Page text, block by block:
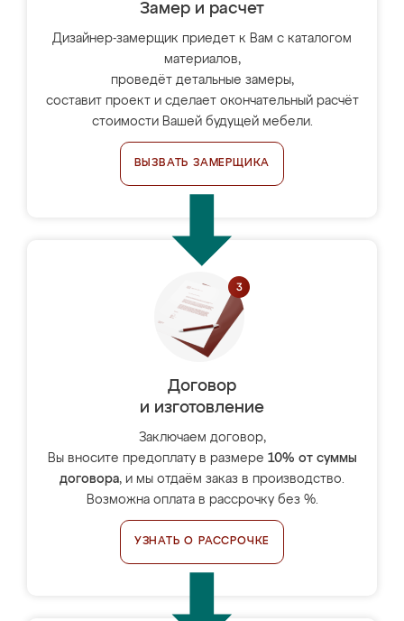
Замер и расчет
Дизайнер-замерщик приедет к Вам с каталогом
материалов,
проведёт детальные замеры,
составит проект и сделает окончательный расчёт
стоимости Вашей будущей мебели.
ВЫЗВАТЬ ЗАМЕРЩИКА
Договор
и изготовление
Заключаем договор,
Вы вносите предоплату в размере 10% от суммы
договора, и мы отдаём заказ в производство.
Возможна оплата в рассрочку без %.
УЗНАТЬ О РАССРОЧКЕ